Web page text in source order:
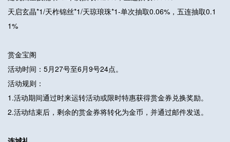
天启玄晶*1/天柞锦丝*1/天琼琅珠*1-单次抽取0.06%，五连抽取0.1
1%
赏金宝阁
活动时间：5月27号至6月9号24点。
活动规则：
1.活动期间通过时来运转活动或限时特惠获得赏金券兑换奖励。
2.活动结束后，剩余的赏金券将转化为金币，并通过邮件发送。